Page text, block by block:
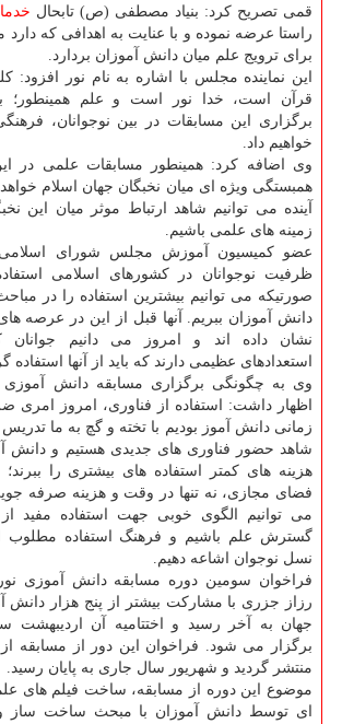
قمی تصریح كرد: بنیاد مصطفی (ص) تابحال
راستا عرضه نموده و با عنایت به اهدافی كه دارد
برای ترویج علم میان دانش آموزان بردارد.
این نماینده مجلس با اشاره به نام نور افزود:
قرآن است، خدا نور است و علم همینطور؛
برگزاری این مسابقات در بین نوجوانان،
خواهیم داد.
وی اضافه كرد: همینطور مسابقات علمی در
همبستگی ویژه ای میان نخبگان جهان اسلام
آینده می توانیم شاهد ارتباط موثر میان این
زمینه های علمی باشیم.
عضو كمیسیون آموزش مجلس شورای اسلامی
ظرفیت نوجوانان در كشورهای اسلامی
صورتیكه می توانیم بیشترین استفاده را در
دانش آموزان ببریم. آنها قبل از این در عرصه
نشان داده اند و امروز می دانیم جوانان
استعدادهای عظیمی دارند كه باید از آنها استفاده
وی به چگونگی برگزاری مسابقه دانش آموزی
اظهار داشت: استفاده از فناوری، امروز امری
زمانی دانش آموز بودیم با تخته و گچ به ما
شاهد حضور فناوری های جدیدی هستیم و دانش
هزینه های كمتر استفاده های بیشتری را ببرند؛
فضای مجازی، نه تنها در وقت و هزینه صرفه
می توانیم الگوی خوبی جهت استفاده مفید
گسترش علم باشیم و فرهنگ استفاده مطلوب
نسل نوجوان اشاعه دهیم.
فراخوان سومین دوره مسابقه دانش آموزی
رزاز جزری با مشاركت بیشتر از پنج هزار دانش
جهان به آخر رسید و اختتامیه آن اردیبهشت
برگزار می شود. فراخوان این دور از مسابقه
منتشر گردید و شهریور سال جاری به پایان رسید.
موضوع این دوره از مسابقه، ساخت فیلم های
ای توسط دانش آموزان با مبحث ساخت ساز و